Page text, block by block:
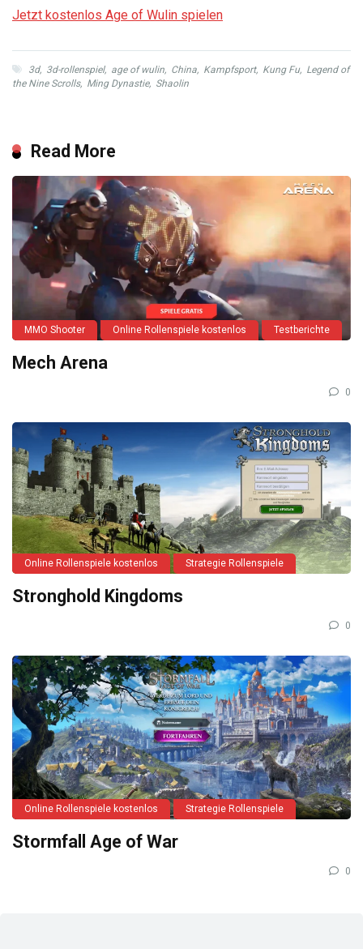
Jetzt kostenlos Age of Wulin spielen
3d, 3d-rollenspiel, age of wulin, China, Kampfsport, Kung Fu, Legend of
the Nine Scrolls, Ming Dynastie, Shaolin
Read More
MMO Shooter Online Rollenspiele kostenlos Testberichte
Mech Arena
0
Online Rollenspiele kostenlos Strategie Rollenspiele
Stronghold Kingdoms
0
Online Rollenspiele kostenlos Strategie Rollenspiele
Stormfall Age of War
0